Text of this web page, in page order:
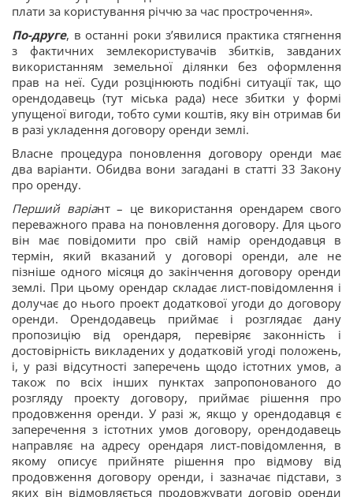
плати за користування річчю за час прострочення».
По-друге, в останні роки з’явилися практика стягнення
з фактичних землекористувачів збитків, завданих
використанням земельної ділянки без оформлення
прав на неї. Суди розцінюють подібні ситуації так, що
орендодавець (тут міська рада) несе збитки у формі
упущеної вигоди, тобто суми коштів, яку він отримав би
в разі укладення договору оренди землі.
Власне процедура поновлення договору оренди має
два варіанти. Обидва вони загадані в статті 33 Закону
про оренду.
Перший варіант – це використання орендарем свого
переважного права на поновлення договору. Для цього
він має повідомити про свій намір орендодавця в
термін, який вказаний у договорі оренди, але не
пізніше одного місяця до закінчення договору оренди
землі. При цьому орендар складає лист-повідомлення і
долучає до нього проект додаткової угоди до договору
оренди. Орендодавець приймає і розглядає дану
пропозицію від орендаря, перевіряє законність і
достовірність викладених у додатковій угоді положень,
і, у разі відсутності заперечень щодо істотних умов, а
також по всіх інших пунктах запропонованого до
розгляду проекту договору, приймає рішення про
продовження оренди. У разі ж, якщо у орендодавця є
заперечення з істотних умов договору, орендодавець
направляє на адресу орендаря лист-повідомлення, в
якому описує прийняте рішення про відмову від
продовження договору оренди, і зазначає підстави, з
яких він відмовляється продовжувати договір оренди